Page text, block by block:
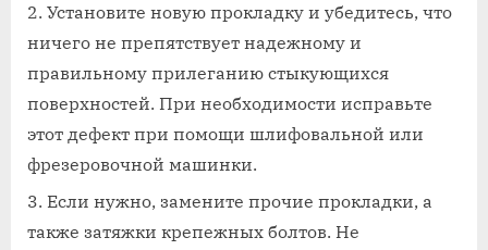
Установите новую прокладку и убедитесь, что
ничего не препятствует надежному и
правильному прилеганию стыкующихся
поверхностей. При необходимости исправьте
этот дефект при помощи шлифовальной или
фрезеровочной машинки.
Если нужно, замените прочие прокладки, а
также затяжки крепежных болтов. Не